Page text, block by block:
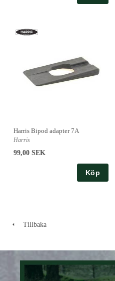
Harris Bipod adapter 7A
Harris
99,00 SEK
Köp
Tillbaka